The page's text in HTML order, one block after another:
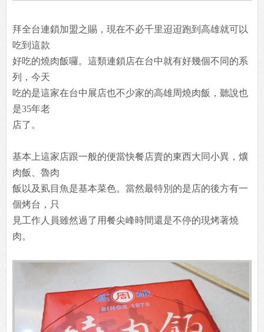
拜全台連鎖加盟之賜，現在不必千里迢迢跑到高雄就可以
吃到這款
好吃的燒肉飯囉。這類連鎖店在台中就有好幾個不同的系
列，今天
吃的是這家在台中展店也不少家的高雄周燒肉飯，聽說也
是35年老
店了。
基本上這家店跟一般的便當快餐店賣的東西大同小異，爌
肉飯、魯肉
飯以及虱目魚是基本菜色。當然最特別的是店的後方有一
個烤台，只
見工作人員雖然過了用餐尖峰時間還是不停的現烤著燒
肉。